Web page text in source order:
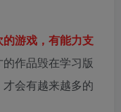
游戏，有能力支
的作品毁在学习版
会有越来越多的